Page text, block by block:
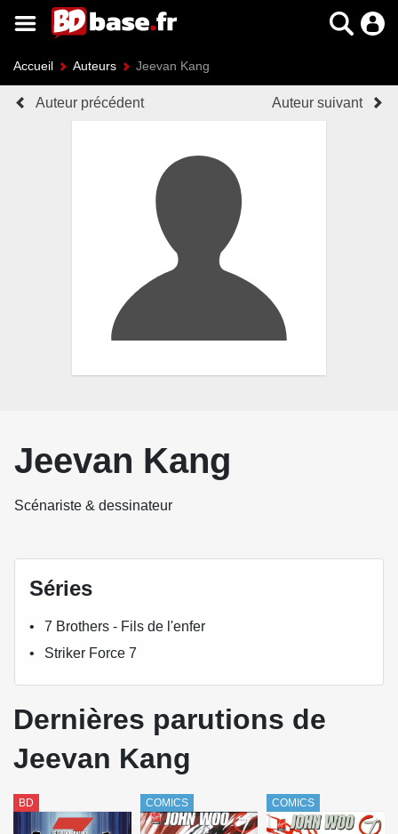
Accueil Auteurs Jeevan Kang
Auteur précédent Auteur suivant
Jeevan Kang
Scénariste & dessinateur
Séries
7 Brothers - Fils de l'enfer
Striker Force 7
Dernières parutions de
Jeevan Kang
BD COMICS COMICS